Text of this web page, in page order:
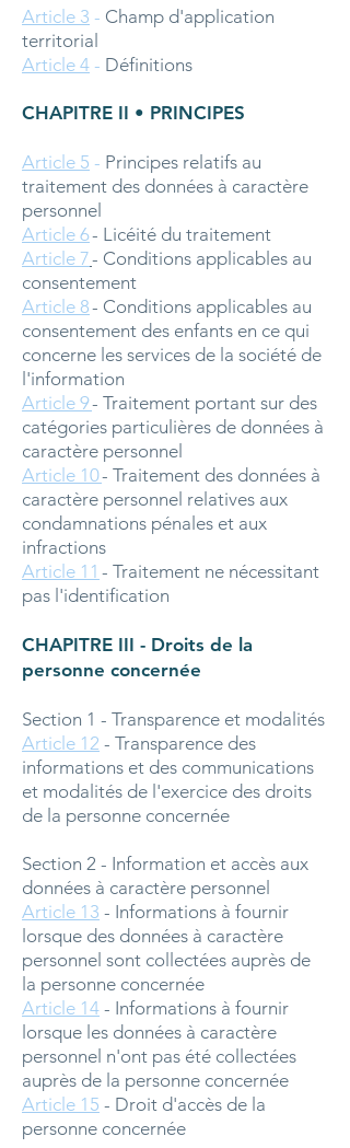
Article 3 - Champ d'application
territorial
Article 4 - Définitions
CHAPITRE II • PRINCIPES
Article 5 - Principes relatifs au
traitement des données à caractère
personnel
Article 6- Licéité du traitement
Article 7- Conditions applicables au
consentement
Article 8- Conditions applicables au
consentement des enfants en ce qui
concerne les services de la société de
l'information
Article 9- Traitement portant sur des
catégories particulières de données à
caractère personnel
Article 10- Traitement des données à
caractère personnel relatives aux
condamnations pénales et aux
infractions
Article 11 - Traitement ne nécessitant
pas l'identification
CHAPITRE III - Droits de la
personne concernée
Section 1 - Transparence et modalités
Article 12 - Transparence des
informations et des communications
et modalités de l'exercice des droits
de la personne concernée
Section 2 - Information et accès aux
données à caractère personnel
Article 13 - Informations à fournir
lorsque des données à caractère
personnel sont collectées auprès de
la personne concernée
Article 14 - Informations à fournir
lorsque les données à caractère
personnel n'ont pas été collectées
auprès de la personne concernée
Article 15 - Droit d'accès de la
personne concernée